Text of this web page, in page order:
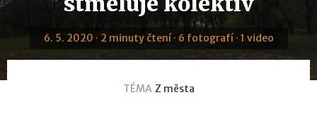
6. 5. 2020 · 2 minuty čtení · 6 fotografí · 1 video
TÉMA Z města